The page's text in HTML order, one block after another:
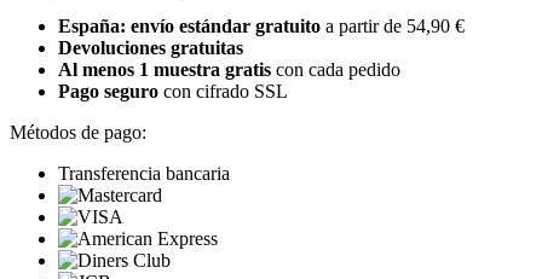
España: envío estándar gratuito a partir de 54,90 €
Devoluciones gratuitas
Al menos 1 muestra gratis con cada pedido
Pago seguro con cifrado SSL
Métodos de pago:
Transferencia bancaria